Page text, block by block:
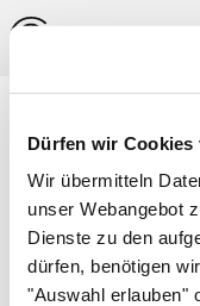
Dürfen wir Cookies
Wir übermitteln
unser Webangebot
Dienste zu den
dürfen, benötigen
"Auswahl erlauben"
Entartung
Umwandlung